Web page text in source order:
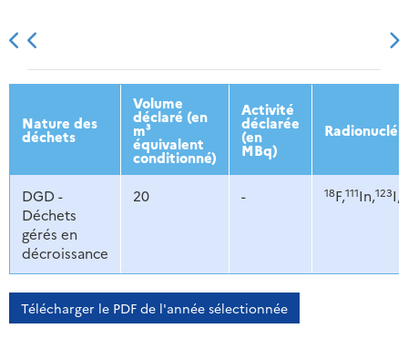
2013 2014 2015 2016
Nature des
déchets
Volume
déclaré (en
m³
équivalent
conditionné)
Activité
déclarée
(en
MBq)
DGD -
Déchets
gérés en
décroissance
20 - 18F,111In,123I,
Télécharger le PDF de l'année sélectionnée